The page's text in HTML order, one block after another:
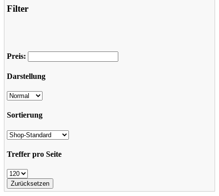
Filter
Preis:
Darstellung
Sortierung
Treffer pro Seite